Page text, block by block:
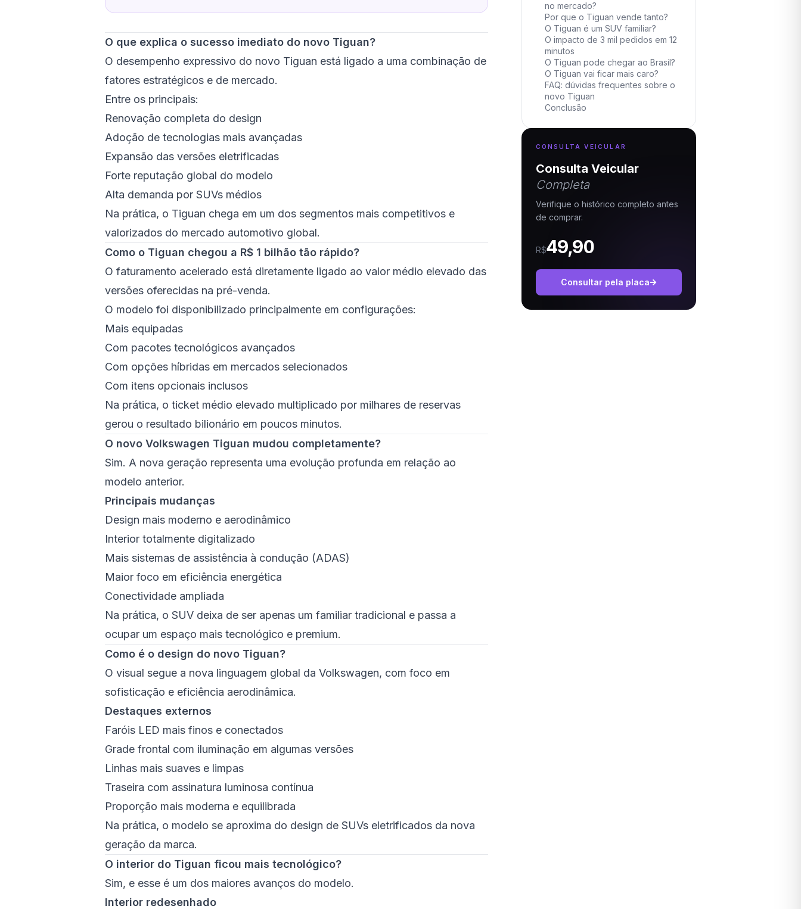
O que explica o sucesso imediato do novo Tiguan?
O desempenho expressivo do novo Tiguan está ligado a uma combinação de
fatores estratégicos e de mercado.
Entre os principais:
Renovação completa do design
Adoção de tecnologias mais avançadas
Expansão das versões eletrificadas
Forte reputação global do modelo
Alta demanda por SUVs médios
Na prática, o Tiguan chega em um dos segmentos mais competitivos e
valorizados do mercado automotivo global.
Como o Tiguan chegou a R$ 1 bilhão tão rápido?
O faturamento acelerado está diretamente ligado ao valor médio elevado das
versões oferecidas na pré-venda.
O modelo foi disponibilizado principalmente em configurações:
Mais equipadas
Com pacotes tecnológicos avançados
Com opções híbridas em mercados selecionados
Com itens opcionais inclusos
Na prática, o ticket médio elevado multiplicado por milhares de reservas
gerou o resultado bilionário em poucos minutos.
O novo Volkswagen Tiguan mudou completamente?
Sim. A nova geração representa uma evolução profunda em relação ao
modelo anterior.
Principais mudanças
Design mais moderno e aerodinâmico
Interior totalmente digitalizado
Mais sistemas de assistência à condução (ADAS)
Maior foco em eficiência energética
Conectividade ampliada
Na prática, o SUV deixa de ser apenas um familiar tradicional e passa a
ocupar um espaço mais tecnológico e premium.
Como é o design do novo Tiguan?
O visual segue a nova linguagem global da Volkswagen, com foco em
sofisticação e eficiência aerodinâmica.
Destaques externos
Faróis LED mais finos e conectados
Grade frontal com iluminação em algumas versões
Linhas mais suaves e limpas
Traseira com assinatura luminosa contínua
Proporção mais moderna e equilibrada
Na prática, o modelo se aproxima do design de SUVs eletrificados da nova
geração da marca.
O interior do Tiguan ficou mais tecnológico?
Sim, e esse é um dos maiores avanços do modelo.
Interior redesenhado
no mercado?
Por que o Tiguan vende tanto?
O Tiguan é um SUV familiar?
O impacto de 3 mil pedidos em 12
minutos
O Tiguan pode chegar ao Brasil?
O Tiguan vai ficar mais caro?
FAQ: dúvidas frequentes sobre o
novo Tiguan
Conclusão
CONSULTA VEICULAR
Consulta Veicular
Completa
Verifique o histórico completo antes
de comprar.
R$49,90
Consultar pela placa